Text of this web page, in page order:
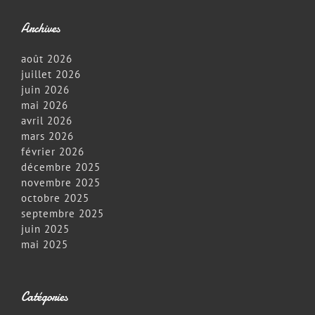
Archives
août 2026
juillet 2026
juin 2026
mai 2026
avril 2026
mars 2026
février 2026
décembre 2025
novembre 2025
octobre 2025
septembre 2025
juin 2025
mai 2025
Catégories